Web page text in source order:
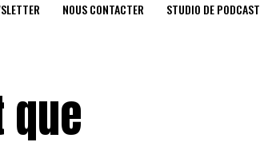
NOUS CONTACTER STUDIO DE PODCAST